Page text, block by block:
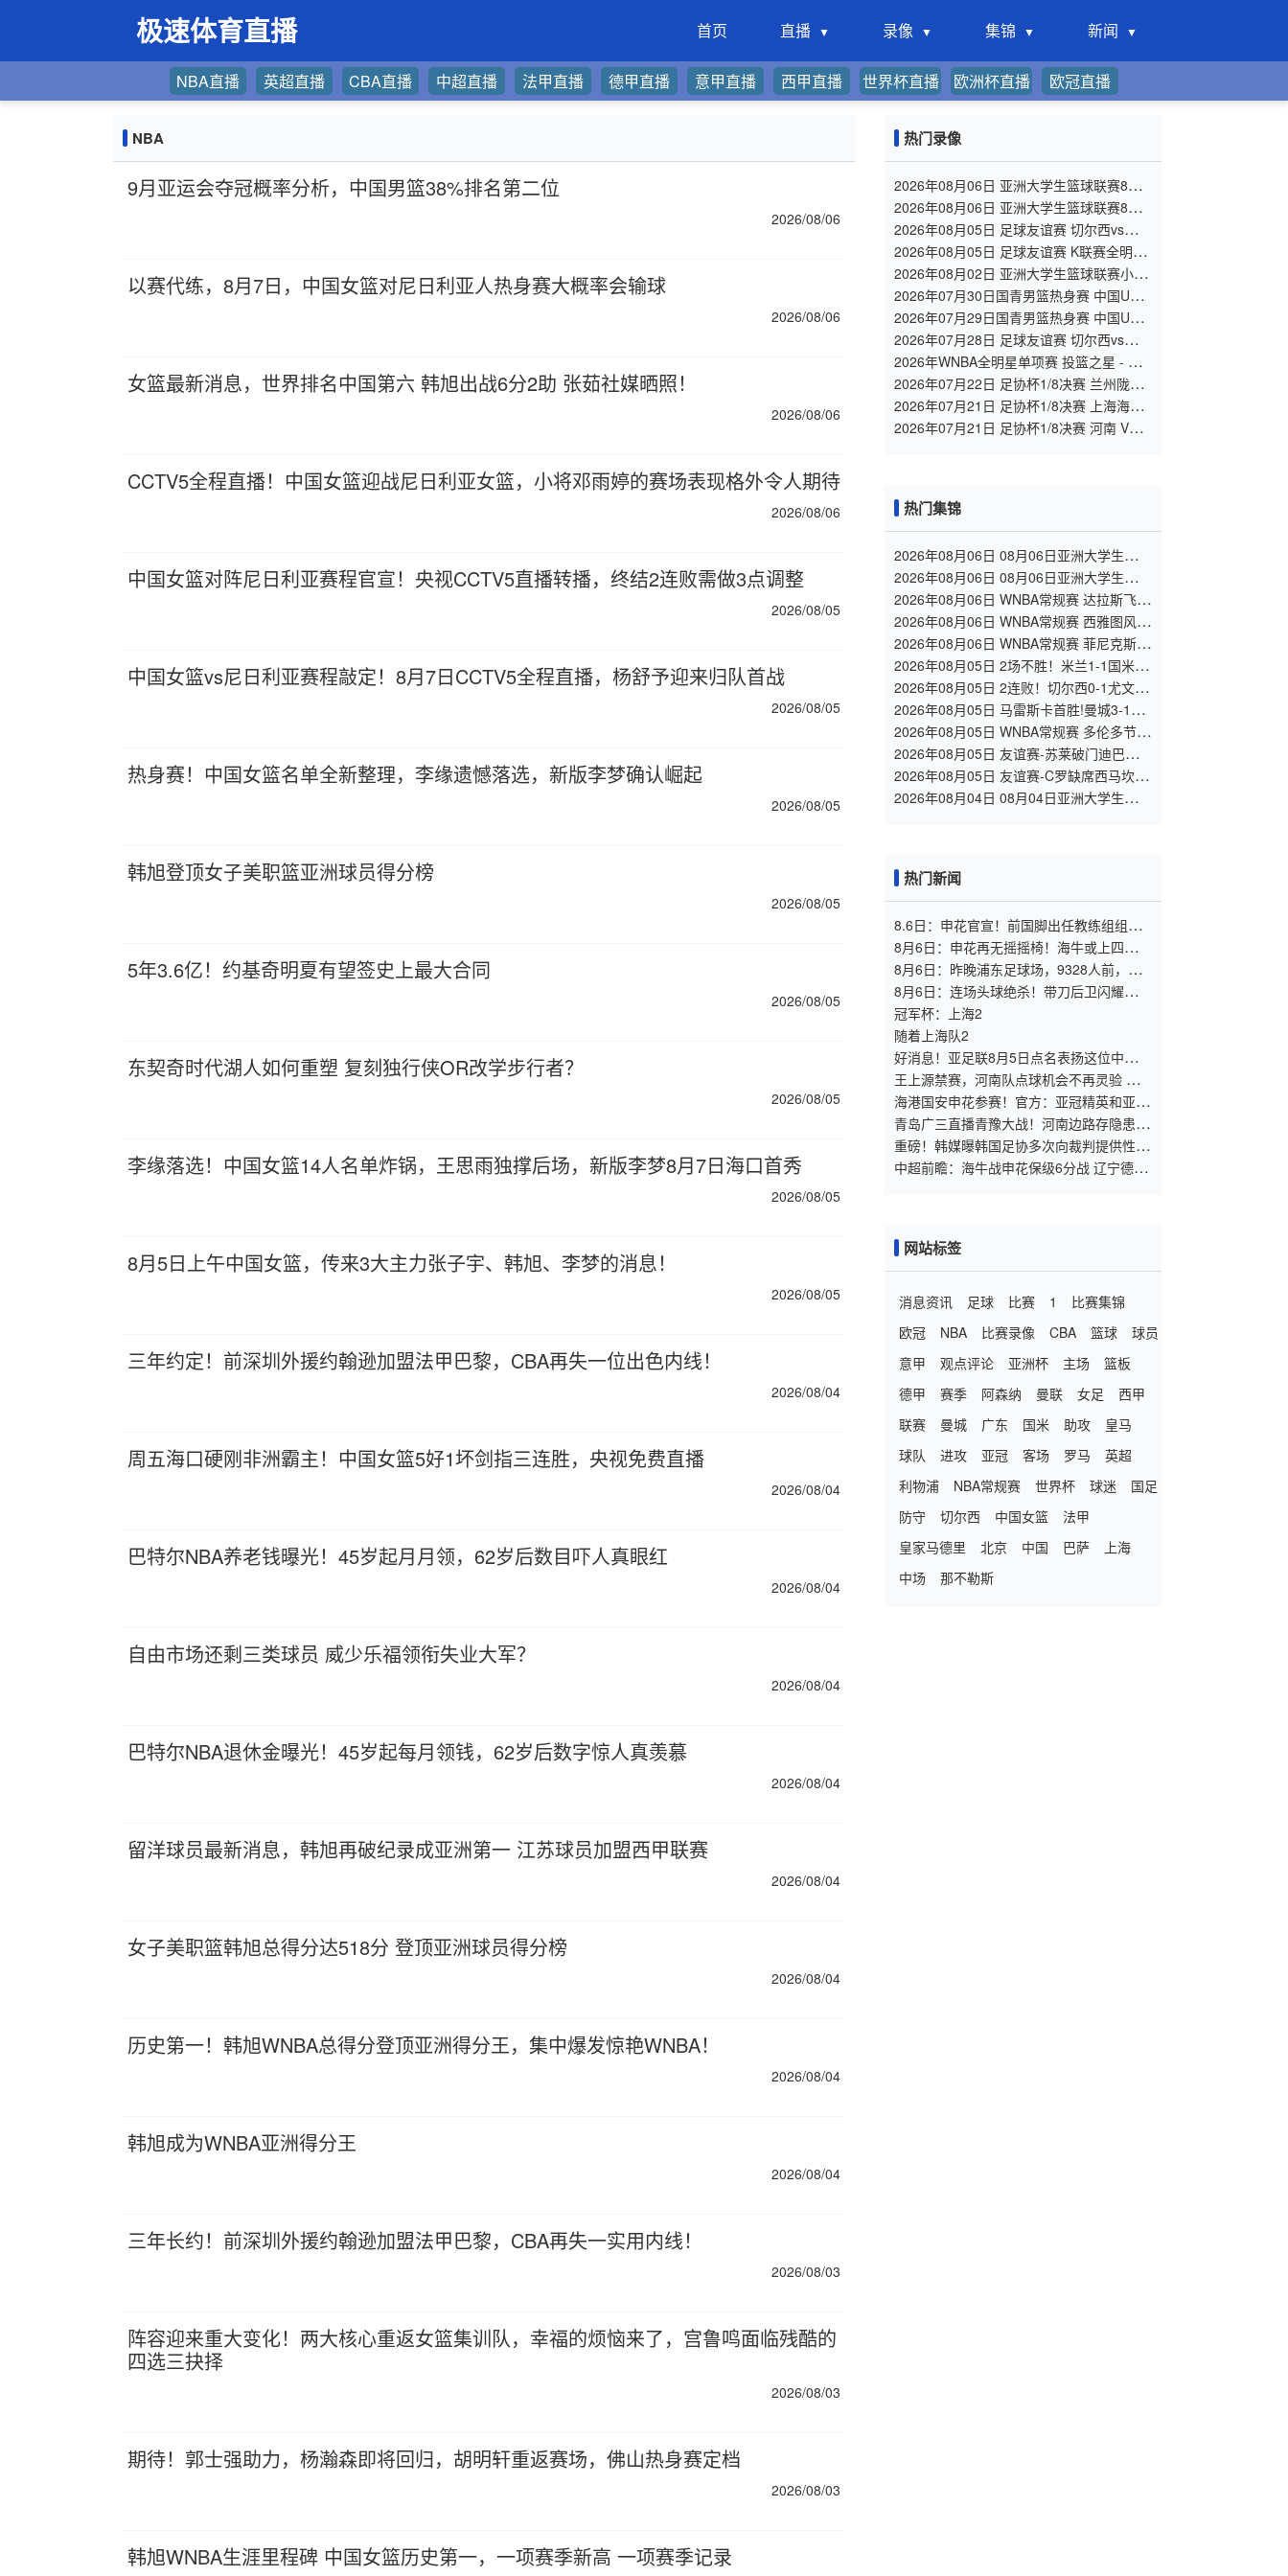
极速体育直播 首页 直播 录像 集锦 新闻
NBA直播 英超直播 CBA直播 中超直播 法甲直播 德甲直播 意甲直播 西甲直播 世界杯直播 欧洲杯直播 欧冠直播
NBA
9月亚运会夺冠概率分析，中国男篮38%排名第二位
2026/08/06
以赛代练，8月7日，中国女篮对尼日利亚人热身赛大概率会输球
2026/08/06
女篮最新消息，世界排名中国第六 韩旭出战6分2助 张茹社媒晒照！
2026/08/06
CCTV5全程直播！中国女篮迎战尼日利亚女篮，小将邓雨婷的赛场表现格外令人期待
2026/08/06
中国女篮对阵尼日利亚赛程官宣！央视CCTV5直播转播，终结2连败需做3点调整
2026/08/05
中国女篮vs尼日利亚赛程敲定！8月7日CCTV5全程直播，杨舒予迎来归队首战
2026/08/05
热身赛！中国女篮名单全新整理，李缘遗憾落选，新版李梦确认崛起
2026/08/05
韩旭登顶女子美职篮亚洲球员得分榜
2026/08/05
5年3.6亿！约基奇明夏有望签史上最大合同
2026/08/05
东契奇时代湖人如何重塑 复刻独行侠OR改学步行者？
2026/08/05
李缘落选！中国女篮14人名单炸锅，王思雨独撑后场，新版李梦8月7日海口首秀
2026/08/05
8月5日上午中国女篮，传来3大主力张子宇、韩旭、李梦的消息！
2026/08/05
三年约定！前深圳外援约翰逊加盟法甲巴黎，CBA再失一位出色内线！
2026/08/04
周五海口硬刚非洲霸主！中国女篮5好1坏剑指三连胜，央视免费直播
2026/08/04
巴特尔NBA养老钱曝光！45岁起月月领，62岁后数目吓人真眼红
2026/08/04
自由市场还剩三类球员 威少乐福领衔失业大军？
2026/08/04
巴特尔NBA退休金曝光！45岁起每月领钱，62岁后数字惊人真羡慕
2026/08/04
留洋球员最新消息，韩旭再破纪录成亚洲第一 江苏球员加盟西甲联赛
2026/08/04
女子美职篮韩旭总得分达518分 登顶亚洲球员得分榜
2026/08/04
历史第一！韩旭WNBA总得分登顶亚洲得分王，集中爆发惊艳WNBA！
2026/08/04
韩旭成为WNBA亚洲得分王
2026/08/04
三年长约！前深圳外援约翰逊加盟法甲巴黎，CBA再失一实用内线！
2026/08/03
阵容迎来重大变化！两大核心重返女篮集训队，幸福的烦恼来了，宫鲁鸣面临残酷的
四选三抉择
2026/08/03
期待！郭士强助力，杨瀚森即将回归，胡明轩重返赛场，佛山热身赛定档
2026/08/03
韩旭WNBA生涯里程碑 中国女篮历史第一，一项赛季新高 一项赛季记录
热门录像
2026年08月06日 亚洲大学生篮球联赛8强
赛 北京大学 VS 上海交通大学 全场录像
2026年08月06日 亚洲大学生篮球联赛8强
赛 延世大学 VS 政治大学 全场录像
2026年08月05日 足球友谊赛 切尔西vs尤文
图斯 全场录像
2026年08月05日 足球友谊赛 K联赛全明星
vs曼城 全场录像
2026年08月02日 亚洲大学生篮球联赛小组
赛 北京大学 VS 香港中文大学 全场录像
2026年07月30日国青男篮热身赛 中国U18
男篮 - 大卫·安篮球学院 全场录像
2026年07月29日国青男篮热身赛 中国U18
男篮 - 纽纳华丁闪电队 全场录像
2026年07月28日 足球友谊赛 切尔西vs西悉
尼漫步者 全场录像
2026年WNBA全明星单项赛 投篮之星 - 单
项赛 全场录像
2026年07月22日 足协杯1/8决赛 兰州陇原
竞技 VS 陕西联合 全场录像
2026年07月21日 足协杯1/8决赛 上海海港
VS 深圳新鹏城 全场录像
2026年07月21日 足协杯1/8决赛 河南 VS
热门集锦
2026年08月06日 08月06日亚洲大学生篮球
联赛8强赛 北京大学 77 - 79 上海交通大学
2026年08月06日 08月06日亚洲大学生篮球
联赛8强赛 延世大学 67 - 72 政治大学 集锦
2026年08月06日 WNBA常规赛 达拉斯飞翼
92 - 96 华盛顿神秘人 全场集锦
2026年08月06日 WNBA常规赛 西雅图风暴
86 - 92 纽约自由人 全场集锦
2026年08月06日 WNBA常规赛 菲尼克斯水
星 82 - 96 亚特兰大梦想 全场集锦
2026年08月05日 2场不胜！米兰1-1国米 迪
马尔科破门 恩昆库造点+点射拉莫斯登场
2026年08月05日 2连败！切尔西0-1尤文 热
格罗瓦世界波制胜穆德里克时隔614天复出
2026年08月05日 马雷斯卡首胜!曼城3-1K
联赛全明星 赖因德斯努里破门塞梅尼奥助
2026年08月05日 WNBA常规赛 多伦多节奏
81 - 92 金州女武神 全场集锦
2026年08月05日 友谊赛-苏莱破门迪巴拉助
攻 罗马4-1纽波特郡
2026年08月05日 友谊赛-C罗缺席西马坎送
点 胜利0-2不敌阿尔梅里亚
2026年08月04日 08月04日亚洲大学生篮球
热门新闻
8.6日：申花官宣！前国脚出任教练组组
长，新帅四大候选浮出，于汉超救火？
8月6日：申花再无摇摇椅！海牛或上四大外
援摧花前国脚，这套阵容踢中甲都困难
8月6日：昨晚浦东足球场，9328人前，枪
手主帅竟称国足未来是他
8月6日：连场头球绝杀！带刀后卫闪耀，
U17国足1
冠军杯：上海2
随着上海队2
好消息！亚足联8月5日点名表扬这位中国男
足新星，引发热议
王上源禁赛，河南队点球机会不再灵验 马
拉尼昂射门不佳 郑智目标亚冠资格
海港国安申花参赛！官方：亚冠精英和亚冠
二抽签仪式8月18日进行
青岛广三直播青豫大战！河南边路存隐患，
古斯塔沃等喂饼，西海岸剑指亚冠
重磅！韩媒曝韩国足协多次向裁判提供性服
务 包括世预赛
中超前瞻：海牛战申花保级6分战 辽宁德比
网站标签
消息资讯 足球 比赛 1
比赛集锦
欧冠
NBA 比赛录像 CBA 篮球
球员
意甲
观点评论 亚洲杯 主场
篮板
德甲
赛季 阿森纳 曼联 女足
西甲
联赛
曼城 广东 国米 助攻
皇马
球队
进攻 亚冠 客场 罗马
英超
利物浦
NBA常规赛 世界杯 球迷
国足
防守
切尔西 中国女篮
法甲
皇家马德里
北京 中国 巴萨
上海
中场
那不勒斯